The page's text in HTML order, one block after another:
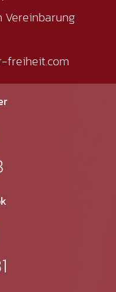
Vereinbarung
freiheit.com